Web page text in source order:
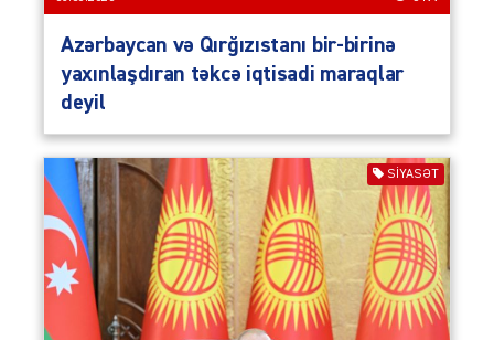
Azərbaycan və Qırğızıstanı bir-birinə
yaxınlaşdıran təkcə iqtisadi maraqlar
deyil
SIYASƏT